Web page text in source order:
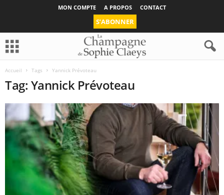
MON COMPTE A PROPOS CONTACT
S’ABONNER
Accueil Tags Yannick Prévoteau
Tag: Yannick Prévoteau